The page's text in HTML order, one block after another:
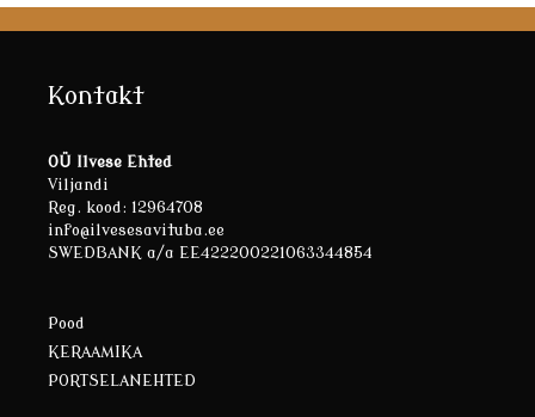
Kontakt
OÜ Ilvese Ehted
Viljandi
Reg. kood: 12964708
info@ilvesesavituba.ee
SWEDBANK a/a EE422200221063344854
Pood
KERAAMIKA
PORTSELANEHTED